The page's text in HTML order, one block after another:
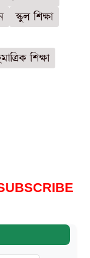
স্কুল শিক্ষা
শিক্ষা